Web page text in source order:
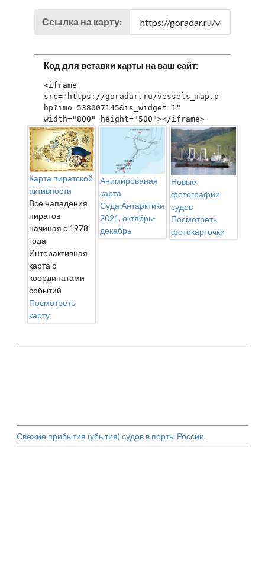
Ссылка на карту:
Код для вставки карты на ваш сайт:
<iframe
src="https://goradar.ru/vessels_map.p
hp?imo=538007145&is_widget=1"
width="800" height="500"></iframe>
Карта пиратской
активности
Все нападения
пиратов
начиная с 1978
года
Интерактивная
карта с
координатами
событий
Посмотреть
карту
Анимированая
карта
Суда Антарктики
2021, октябрь-
декабрь
Новые
фотографии
судов
Посмотреть
фотокарточки
Свежие прибытия (убытия) судов в порты России.